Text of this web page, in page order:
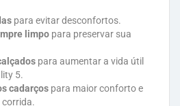
para evitar desconfortos.
limpo para preservar sua
para aumentar a vida útil
5.
cadarços para maior conforto e